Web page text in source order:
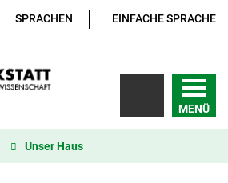
SPRACHEN EINFACHE SPRACHE
MENÜ
Unser Haus